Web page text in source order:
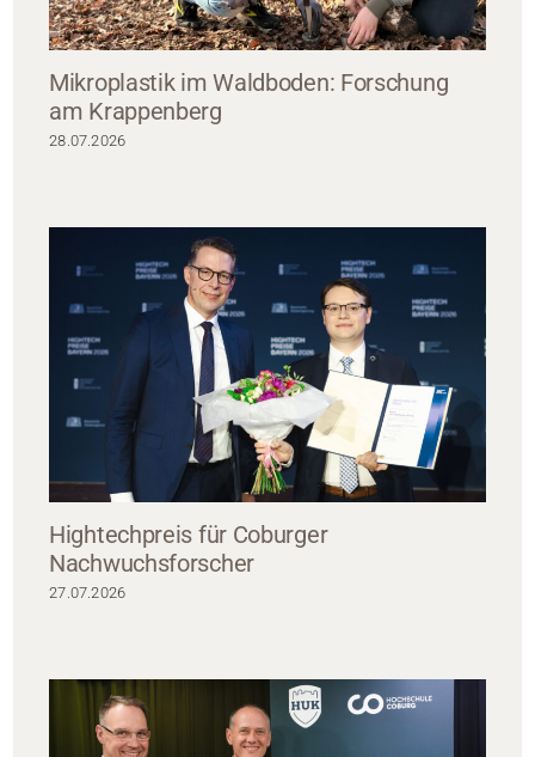
Mikroplastik im Waldboden: Forschung
am Krappenberg
28.07.2026
Hightechpreis für Coburger
Nachwuchsforscher
27.07.2026